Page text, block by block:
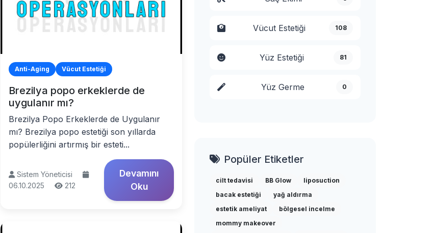
Anti-Aging Vücut Estetiği
Brezilya popo erkeklerde de
uygulanır mı?
Brezilya Popo Erkeklerde de Uygulanır
mı? Brezilya popo estetiği son yıllarda
popülerliğini artırmış bir esteti...
Sistem Yöneticisi
06.10.2025
212
Devamını
Oku
Vücut Estetiği 108
Yüz Estetiği 81
Yüz Germe 0
Popüler Etiketler
cilt tedavisi BB Glow
liposuction
bacak estetiği
yağ aldırma
estetik ameliyat
bölgesel incelme
mommy makeover